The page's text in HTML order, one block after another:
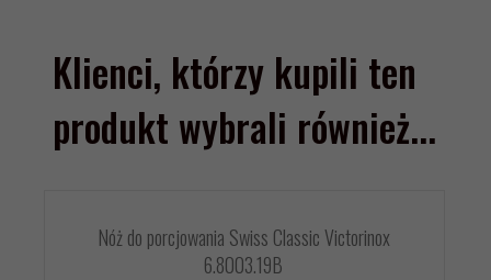
Klienci, którzy kupili ten
produkt wybrali również...
Nóż do porcjowania Swiss Classic Victorinox
6.8003.19B